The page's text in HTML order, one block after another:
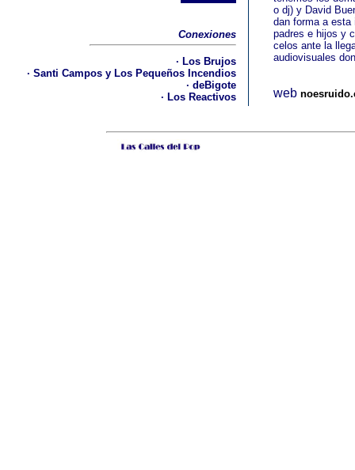
o dj) y David
dan forma a esta
padres e hijos y
celos ante la
audiovisuales
web
Conexiones
· Los Brujos
· Santi Campos y Los Pequeños Incendios
· deBigote
· Los Reactivos